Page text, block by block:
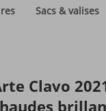
Sacs & valises
Clavo